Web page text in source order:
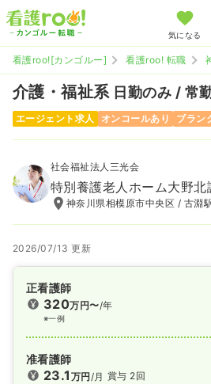
気になる
看護roo![カンゴルー] 看護roo! 転職
介護・福祉系 日勤のみ / 常
エージェント求人 オンコールあり ブラン
社会福祉法人三光会
特別養護老人ホーム大野北
神奈川県相模原市中央区 / 古淵
2026/07/13 更新
正看護師
320万円〜/年
※一例
准看護師
23.1 万円/月 賞与 2回